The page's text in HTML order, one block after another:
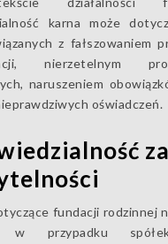
karna może
z fałszowaniem
nierzetelnym
naruszeniem
oświadczeń.
za
fundacji rodzinnej
przypadku